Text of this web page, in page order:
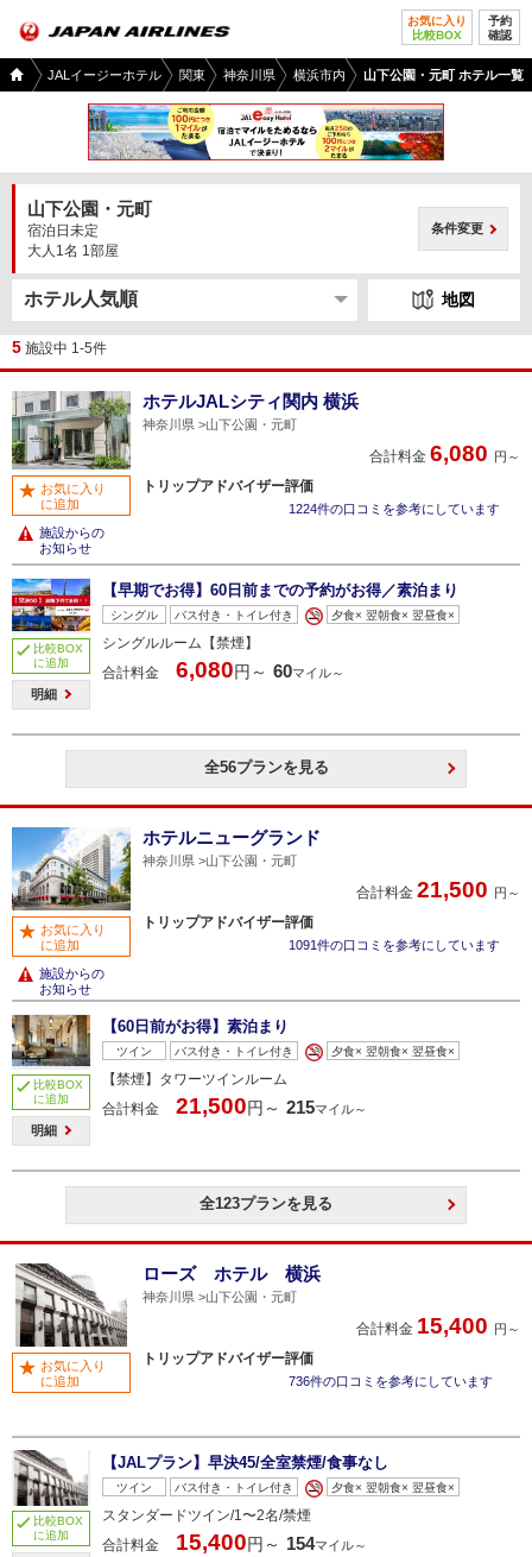
お気に入り
比較BOX
予約
確認
国内
ツア
JALイージーホテル 関東 神奈川県 横浜市内 山下公園・元町 ホテル一覧
山下公園・元町
宿泊日未定
大人1名 1部屋
条件変更
地図
5 施設中 1-5件
ホテルJALシティ関内 横浜
神奈川県 山下公園・元町
合計料金 6,080 円～
トリップアドバイザー評価
1224件の口コミを参考にしています
お気に入り
に追加
施設からの
お知らせ
比較BOX
に追加
明細
【早期でお得】60日前までの予約がお得／素泊まり
シングル バス付き・トイレ付き 夕食× 翌朝食× 翌昼食×
シングルルーム【禁煙】
合計料金
6,080円～ 60マイル～
全56プランを見る
ホテルニューグランド
神奈川県 山下公園・元町
合計料金 21,500 円～
トリップアドバイザー評価
1091件の口コミを参考にしています
お気に入り
に追加
施設からの
お知らせ
比較BOX
に追加
明細
【60日前がお得】素泊まり
ツイン バス付き・トイレ付き 夕食× 翌朝食× 翌昼食×
【禁煙】タワーツインルーム
合計料金
21,500円～ 215マイル～
全123プランを見る
ローズ ホテル 横浜
神奈川県 山下公園・元町
合計料金 15,400 円～
トリップアドバイザー評価
736件の口コミを参考にしています
お気に入り
に追加
比較BOX
に追加
【JALプラン】早決45/全室禁煙/食事なし
ツイン バス付き・トイレ付き 夕食× 翌朝食× 翌昼食×
スタンダードツイン/1〜2名/禁煙
合計料金
15,400円～ 154マイル～